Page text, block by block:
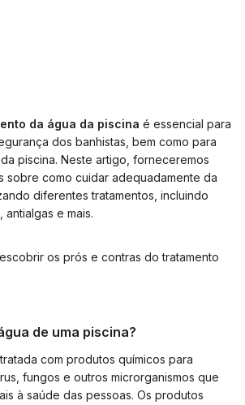
da água da piscina é essencial para
dos banhistas, bem como para
piscina. Neste artigo, forneceremos
sobre como cuidar adequadamente da
diferentes tratamentos, incluindo
e mais.
os prós e contras do tratamento
de uma piscina?
com produtos químicos para
fungos e outros microrganismos que
à saúde das pessoas. Os produtos